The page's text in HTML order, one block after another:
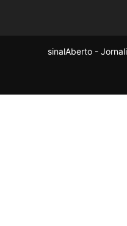
sinalAberto -